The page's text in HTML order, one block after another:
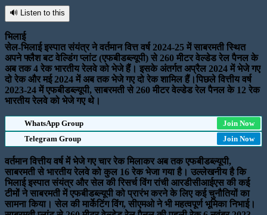
🔊 Listen to this
भिलाई
सेल-भिलाई इस्पात संयंत्र ने वर्तमान वित्त वर्ष 2024-25 में साबरमती स्थित
अपने फ्लैश बट वेल्डिंग प्लांट (एफबीडब्ल्यूपी) से 260 मीटर वेल्डेड रेल पैनल के
अब तक 4 रेक भारतीय रेलवे को भेजे हैं। इसके अंतर्गत अप्रैल 2024 में भेजे गए
दो रेक और मई 2024 में अब तक भेजे गए दो रेक शामिल हैं।पिछले वित्तीय वर्ष
2023-24 में एफबीडब्ल्यूपी, साबरमती से 260 मीटर वेल्डेड रेल पैनल के 12 रेक
भारतीय रेलवे को भेजे गए थे।
WhatsApp Group
Join Now
Telegram Group
Join Now
वर्तमान वित्तीय वर्ष में भेजे गए चार रेक मिलाकर अब तक एफबीडब्ल्यूपी,
साबरमती से भारतीय रेलवे को कुल 16 रेक भेजा गया है। उल्लेखनीय है कि
भिलाई इस्पात संयंत्र और सेल की रिसर्च विंग रांची आरडीसीआईएस की कई
टीमों ने साबरमती में एफबीडब्ल्यूपी को प्रारंभ करने के लिए कई चुनौतियों का
सामना किया। सेल की मार्केटिंग विंग, सीएमओ ने भी महत्वपूर्ण भूमिका निभाई।